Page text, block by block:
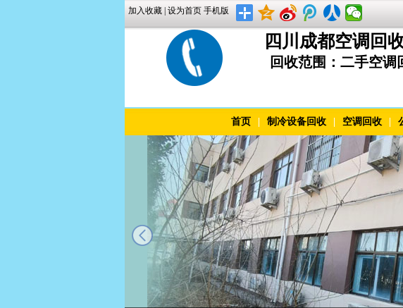
加入收藏 设为首页 手机版
四川成都空调回
回收范围：二手空调
首页 制冷设备回收 空调回收